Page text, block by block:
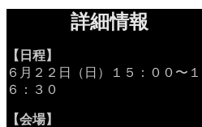
詳細情報
【日程】
６月２２日（日）１５：００〜１
６：３０
【会場】